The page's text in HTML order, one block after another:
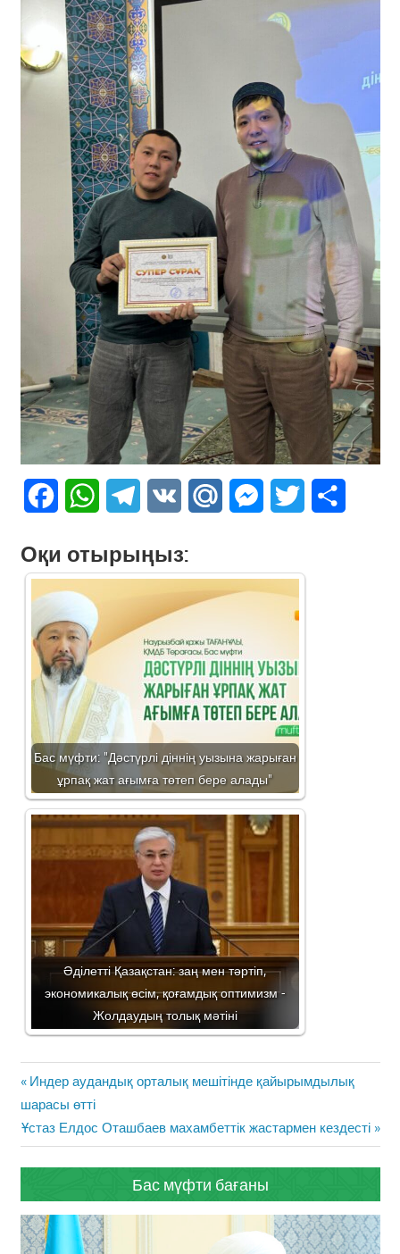
FacebookWhatsAppTelegram
VK Mail.Ru Messenger
Twitter
Оқи отырыңыз:
Бас мүфти: "Дәстүрлі діннің уызына жарыған
ұрпақ жат ағымға төтеп бере алады"
Әділетті Қазақстан: заң мен тәртіп,
экономикалық өсім, қоғамдық оптимизм -
Жолдаудың толық мәтіні
Жазба
навигациясы
Previous
Post:
Индер аудандық орталық мешітінде қайырымдылық
шарасы өтті
Next
Post:
Ұстаз Елдос Оташбаев махамбеттік жастармен кездесті
Бас мүфти бағаны